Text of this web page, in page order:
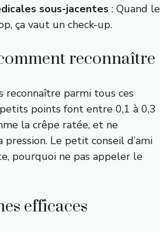
sous-jacentes : Quand le
ça vaut un check-up.
reconnaître
reconnaître parmi tous ces
points font entre 0,1 à 0,3
la crêpe ratée, et ne
pression. Le petit conseil d’ami
pourquoi ne pas appeler le
efficaces